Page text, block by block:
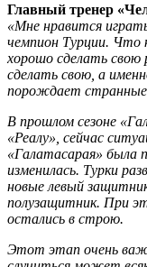
Главный тренер
«Мне нравится
чемпион Турции. Что
хорошо сделать
сделать свою, а
порождает странные
В прошлом сезоне
«Реалу», сейчас
«Галатасарая» была
изменилась. Турки
новые левый
полузащитник. При
остались в строю.
Этот этап очень